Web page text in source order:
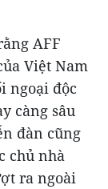
AFF
Việt Nam
ngoại độc
càng sâu
đàn cũng
chủ nhà
ra ngoài